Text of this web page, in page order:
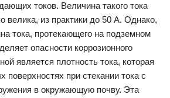
токов. Величина такого тока
велика, из практики до 50 А. Однако,
тока, протекающего на подземном
опасности коррозионного
является плотность тока, которая
поверхностях при стекании тока с
в окружающую почву. Эта